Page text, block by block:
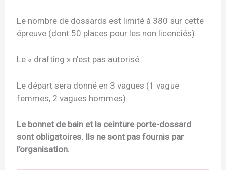
Le nombre de dossards est limité à 380 sur cette
épreuve (dont 50 places pour les non licenciés).
Le « drafting » n’est pas autorisé.
Le départ sera donné en 3 vagues (1 vague
femmes, 2 vagues hommes).
Le bonnet de bain et la ceinture porte-dossard
sont obligatoires. Ils ne sont pas fournis par
l’organisation.